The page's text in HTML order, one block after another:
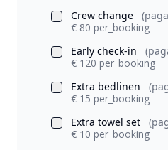
Crew change
€ 80 per_booking
Early check-in
€ 120 per_booking
Extra bedlinen
€ 15 per_booking
Extra towel set
€ 10 per_booking